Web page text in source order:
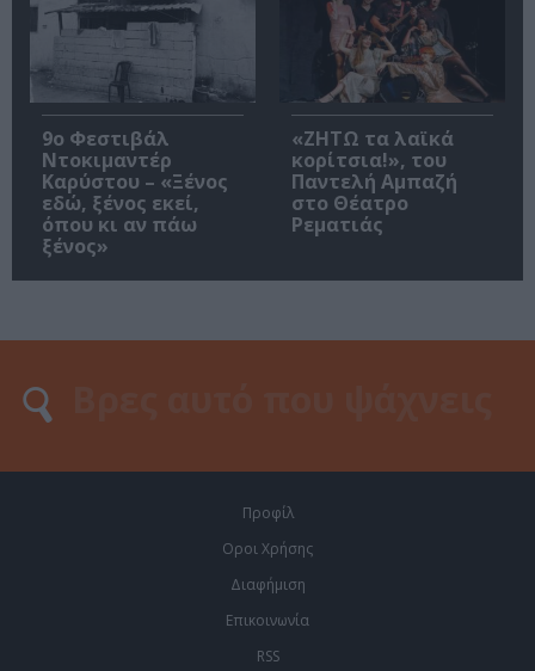
9ο Φεστιβάλ
Ντοκιμαντέρ
Καρύστου – «Ξένος
εδώ, ξένος εκεί,
όπου κι αν πάω
ξένος»
«ΖΗΤΩ τα λαϊκά
κορίτσια!», του
Παντελή Αμπαζή
στο Θέατρο
Ρεματιάς
Προφίλ
Οροι Χρήσης
Διαφήμιση
Επικοινωνία
RSS